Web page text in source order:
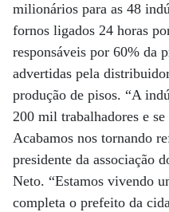
milionários para as 48
fornos ligados 24 horas
responsáveis por 60% da
advertidas pela
produção de pisos. “A
200 mil trabalhadores e
Acabamos nos tornando
presidente da associação
Neto. “Estamos vivendo
completa o prefeito da